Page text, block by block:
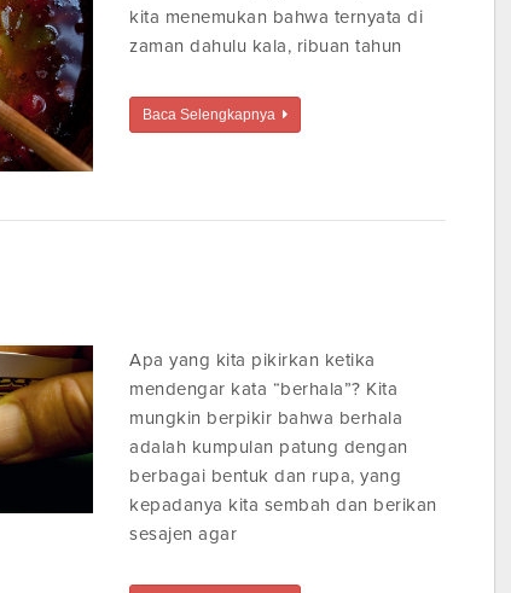
kita menemukan bahwa ternyata di
zaman dahulu kala, ribuan tahun
Baca Selengkapnya
Apa yang kita pikirkan ketika
mendengar kata “berhala”? Kita
mungkin berpikir bahwa berhala
adalah kumpulan patung dengan
berbagai bentuk dan rupa, yang
kepadanya kita sembah dan berikan
sesajen agar